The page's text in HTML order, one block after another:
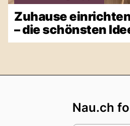
Zuhause
– die schönsten
Nau.ch